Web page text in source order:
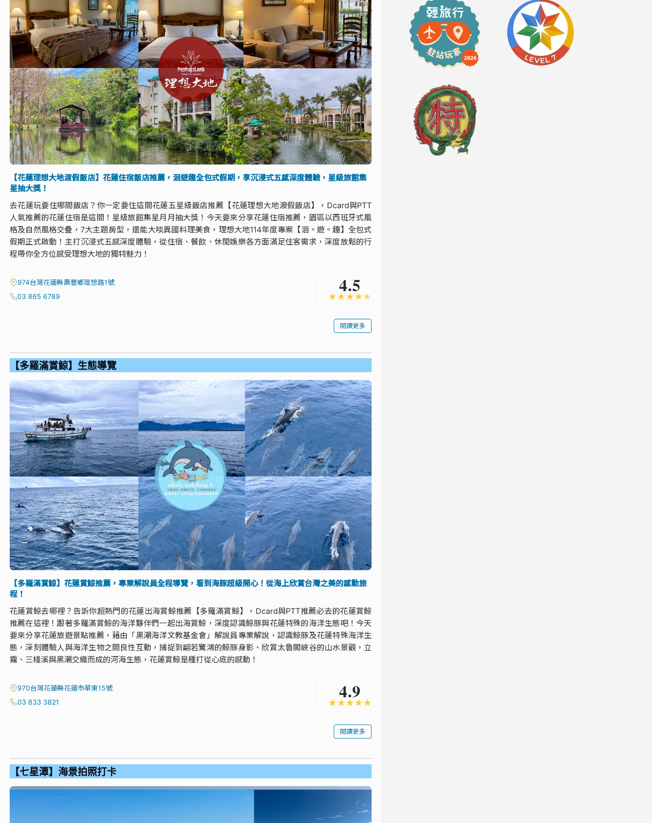
【花蓮理想大地渡假飯店】花蓮住宿飯店推薦，洄遊趣全包式假期，享沉浸式五感深度體驗，星級旅館集
星抽大獎！
去花蓮玩要住哪間飯店？你一定要住這間花蓮五星級飯店推薦【花蓮理想大地渡假飯店】，Dcard與PTT
人氣推薦的花蓮住宿是這間！星級旅館集星月月抽大獎！今天要來分享花蓮住宿推薦，園區以西班牙式風
格及自然風格交疊，7大主題房型，還能大啖異國料理美食，理想大地114年度專案【洄。遊。趣】全包式
假期正式啟動！主打沉浸式五感深度體驗，從住宿、餐飲、休閒娛樂各方面滿足住客需求，深度放鬆的行
程帶你全方位感受理想大地的獨特魅力！
974台灣花蓮縣壽豐鄉理想路1號
03 865 6789
4.5
★★★★★
閱讀更多
【多羅滿賞鯨】生態導覽
【多羅滿賞鯨】花蓮賞鯨推薦，專業解說員全程導覽，看到海豚超級開心！從海上欣賞台灣之美的感動旅
程！
花蓮賞鯨去哪裡？告訴你超熱門的花蓮出海賞鯨推薦【多羅滿賞鯨】，Dcard與PTT推薦必去的花蓮賞鯨
推薦在這裡！跟著多羅滿賞鯨的海洋夥伴們一起出海賞鯨，深度認識鯨豚與花蓮特殊的海洋生態吧！今天
要來分享花蓮旅遊景點推薦，藉由「黑潮海洋文教基金會」解說員專業解說，認識鯨豚及花蓮特殊海洋生
態，深刻體驗人與海洋生物之間良性互動，捕捉到翩若驚鴻的鯨豚身影、欣賞太魯閣峽谷的山水景觀，立
霧、三棧溪與黑潮交織而成的河海生態，花蓮賞鯨是種打從心底的感動！
970台灣花蓮縣花蓮市華東15號
03 833 3821
4.9
★★★★★
閱讀更多
【七星潭】海景拍照打卡